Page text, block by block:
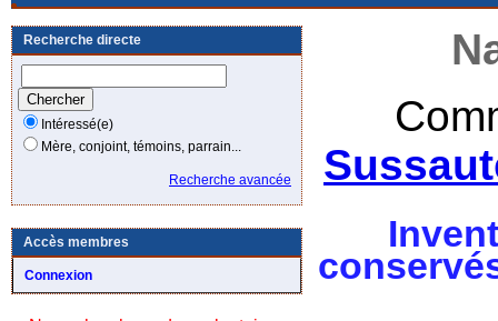
Recherche directe
Intéressé(e)
Mère, conjoint, témoins, parrain...
Recherche avancée
Accès membres
Connexion